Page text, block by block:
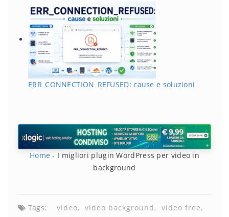
ERR_CONNECTION_REFUSED: cause e soluzioni
Home - I migliori plugin WordPress per video in
background
Tags: video video background video free